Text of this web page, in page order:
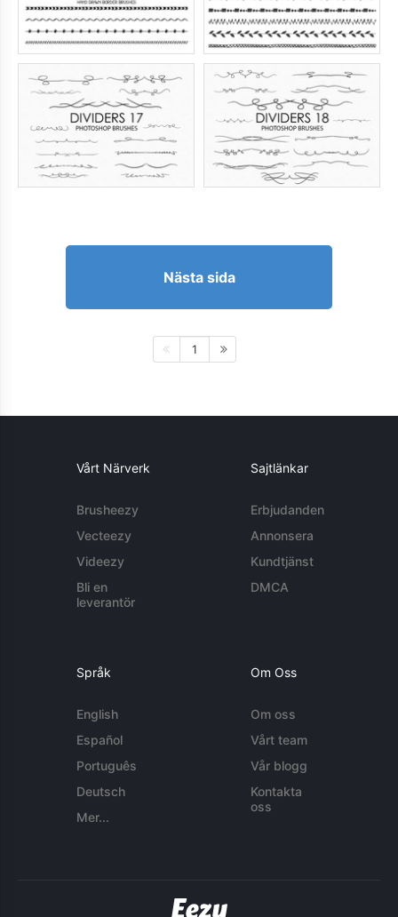
Nästa sida
1
Vårt Närverk
Brusheezy
Vecteezy
Videezy
Bli en
leverantör
Sajtlänkar
Erbjudanden
Annonsera
Kundtjänst
DMCA
Språk
English
Español
Português
Deutsch
Mer...
Om Oss
Om oss
Vårt team
Vår blogg
Kontakta
oss